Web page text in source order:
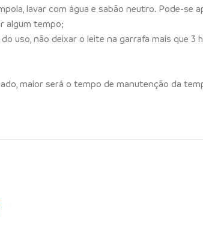
lavar com água e sabão neutro. Pode-se
algum tempo;
uso, não deixar o leite na garrafa mais que 3
maior será o tempo de manutenção da